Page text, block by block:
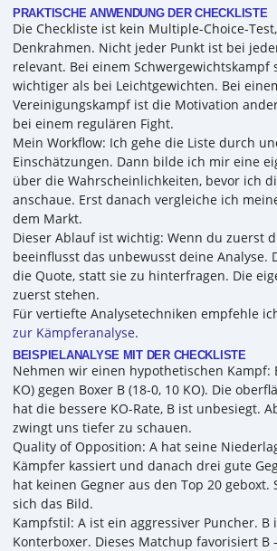
PRAKTISCHE ANWENDUNG DER CHECKLISTE
Die Checkliste ist kein Multiple-Choice-
Denkrahmen. Nicht jeder Punkt ist bei
relevant. Bei einem Schwergewichtskampf
wichtiger als bei Leichtgewichten. Bei
Vereinigungskampf ist die Motivation
bei einem regulären Fight.
Mein Workflow: Ich gehe die Liste durch
Einschätzungen. Dann bilde ich mir eine
über die Wahrscheinlichkeiten, bevor ich
anschaue. Erst danach vergleiche ich
dem Markt.
Dieser Ablauf ist wichtig: Wenn du zuerst
beeinflusst das unbewusst deine Analyse.
die Quote, statt sie zu hinterfragen. Die
zuerst stehen.
Für vertiefte Analysetechniken empfehle
zur Kämpferanalyse.
BEISPIELANALYSE MIT DER CHECKLISTE
Nehmen wir einen hypothetischen Kampf:
KO) gegen Boxer B (18-0, 10 KO). Die
hat die bessere KO-Rate, B ist unbesiegt.
zwingt uns tiefer zu schauen.
Quality of Opposition: A hat seine
Kämpfer kassiert und danach drei gute
hat keinen Gegner aus den Top 20 geboxt.
sich das Bild.
Kampfstil: A ist ein aggressiver Puncher.
Konterboxer. Dieses Matchup favorisiert B